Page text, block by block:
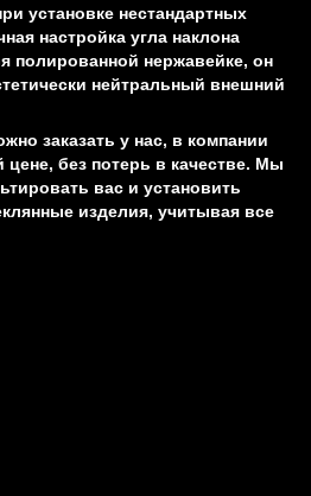
установке нестандартных
настройка угла наклона
полированной нержавейке, он
нейтральный внешний
заказать у нас, в компании
цене, без потерь в качестве. Мы
вас и установить
изделия, учитывая все